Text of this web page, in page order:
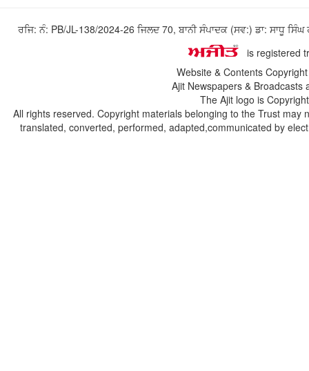
ਰਜਿ: ਨੰ: PB/JL-138/2024-26 ਜਿਲਦ 70, ਬਾਨੀ ਸੰਪਾਦਕ (ਸਵ:) ਡਾ: ਸਾਧੂ
is registered
Website & Contents
Ajit Newspapers &
The Ajit logo is
All rights reserved. Copyright materials belonging to the Trust
translated, converted, performed, adapted,communicated by